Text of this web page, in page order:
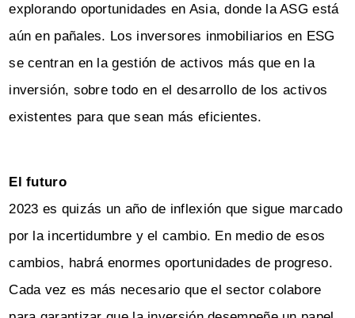
explorando oportunidades en Asia, donde la ASG está
aún en pañales. Los inversores inmobiliarios en ESG
se centran en la gestión de activos más que en la
inversión, sobre todo en el desarrollo de los activos
existentes para que sean más eficientes.
El futuro
2023 es quizás un año de inflexión que sigue marcado
por la incertidumbre y el cambio. En medio de esos
cambios, habrá enormes oportunidades de progreso.
Cada vez es más necesario que el sector colabore